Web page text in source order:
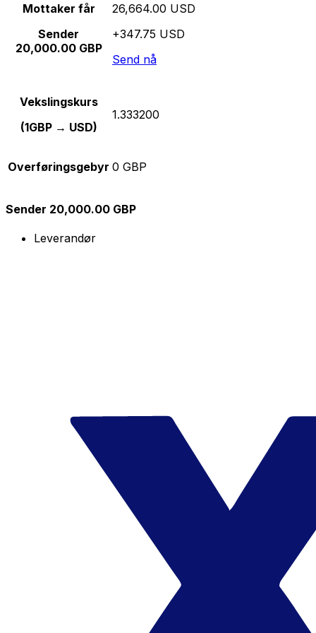
Mottaker får
Sender
20,000.00 GBP
26,664.00 USD
+347.75 USD
Send nå
Vekslingskurs
(1GBP → USD)
1.333200
Overføringsgebyr 0 GBP
Sender 20,000.00 GBP
Leverandør